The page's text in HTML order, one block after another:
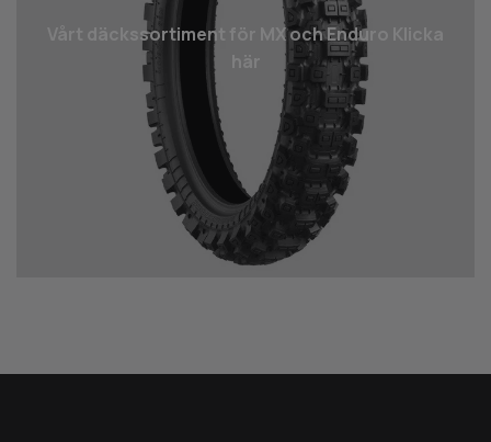
Vårt däcks­sortiment för MX och Enduro Klicka